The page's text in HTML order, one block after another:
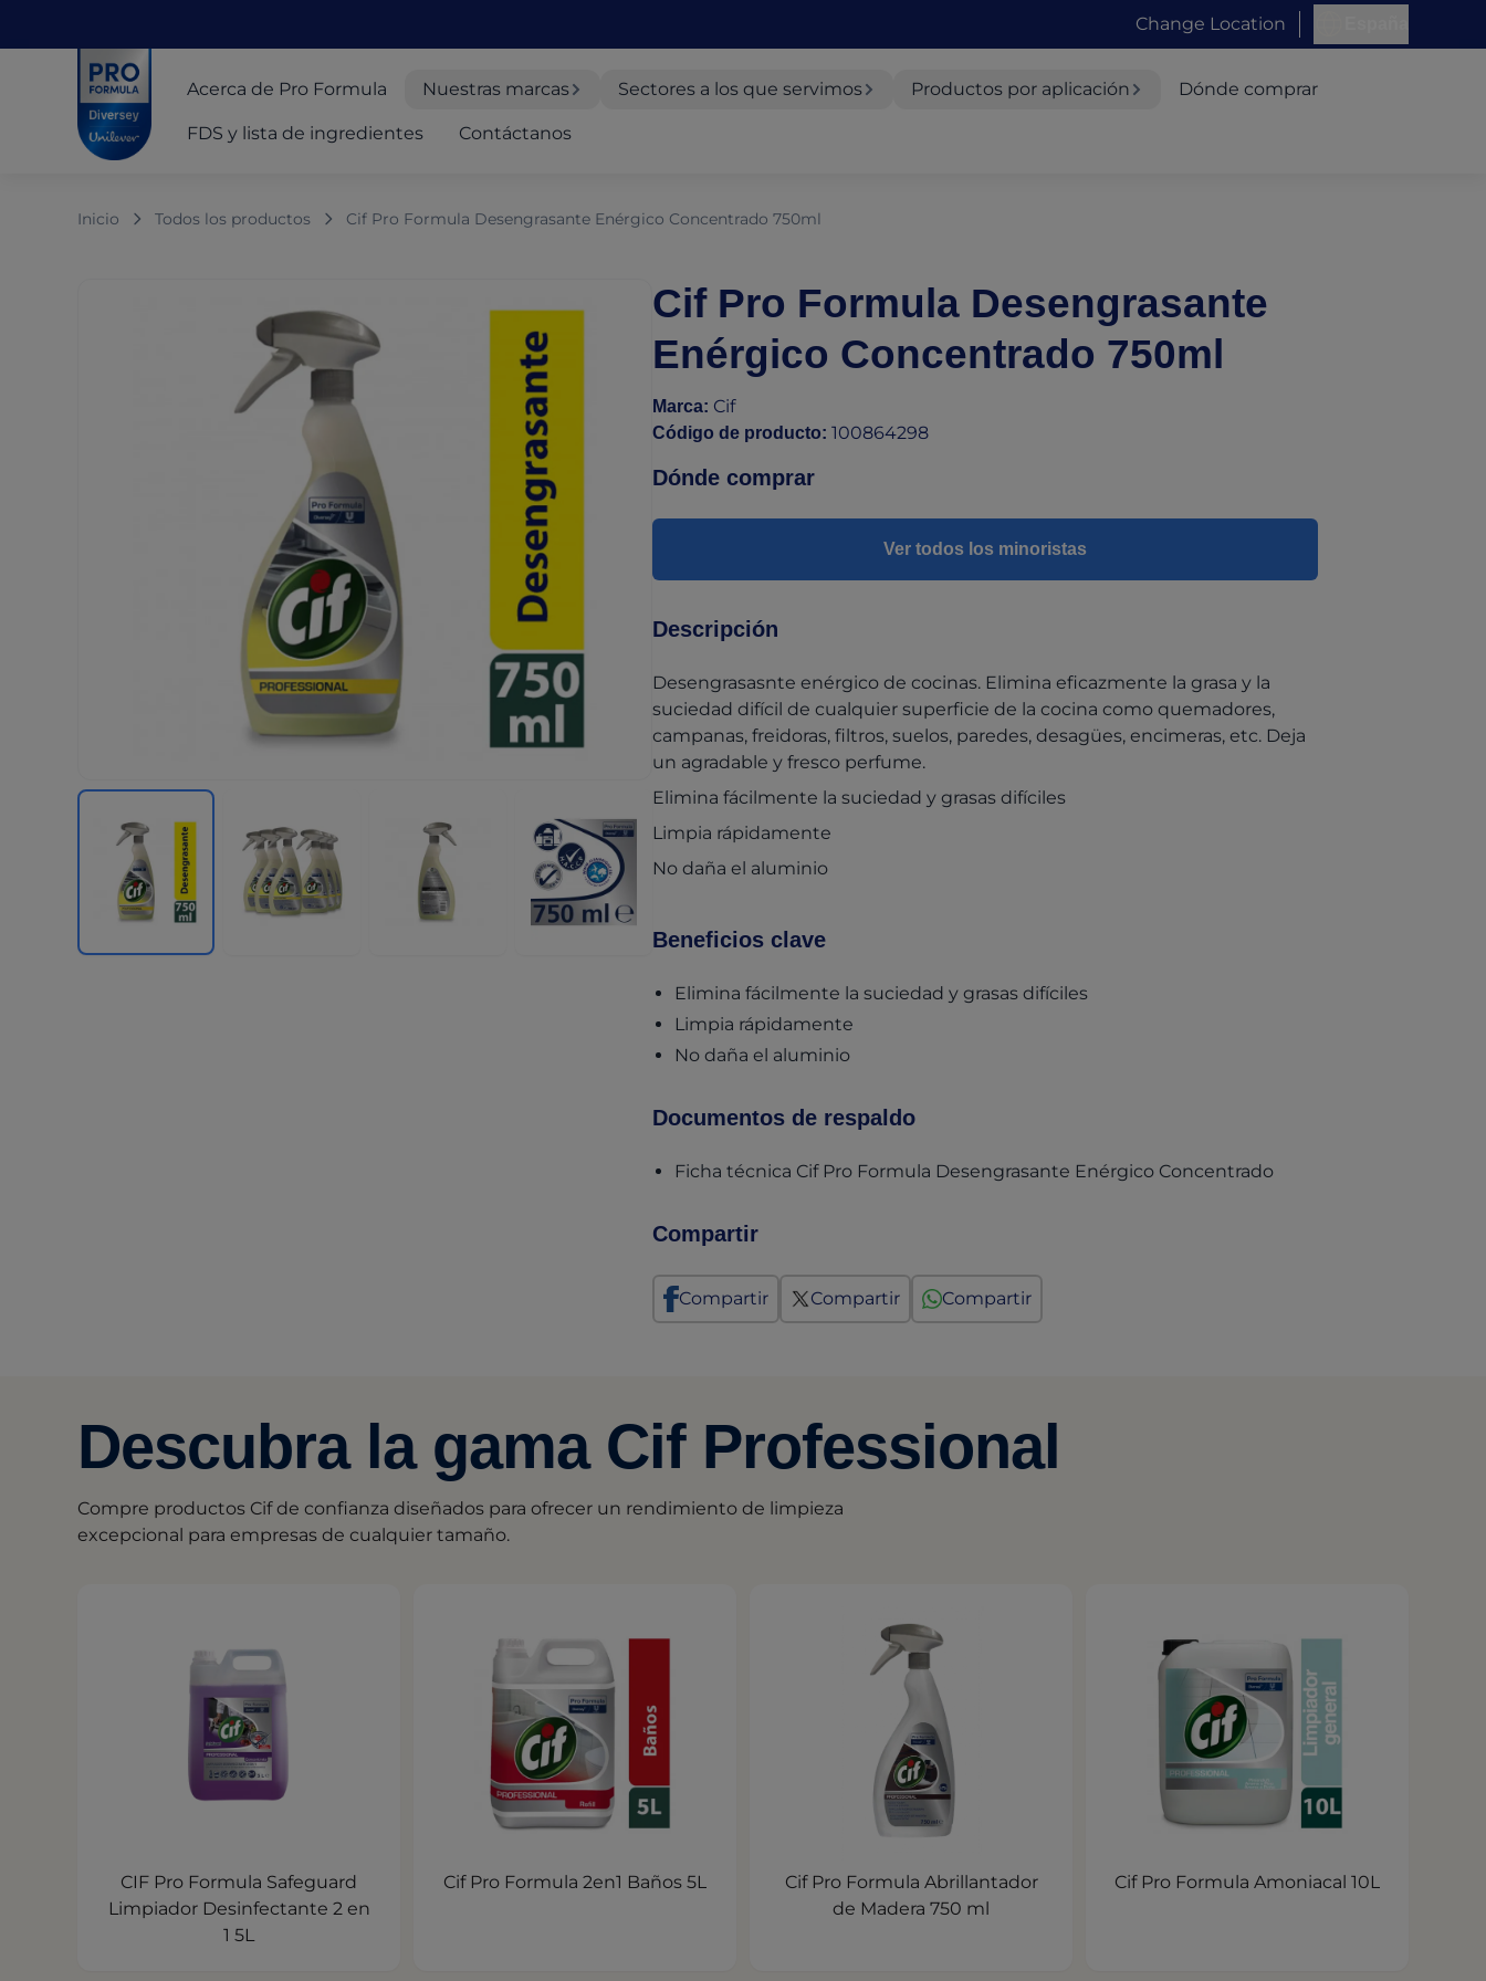
Change Location
Pro Formula
Acerca de Pro Formula
Nuestras marcas Sectores a los que servimos Productos por aplicación Dónde comprar
FDS y lista de ingredientes Contáctanos
Inicio Todos los productos Cif Pro Formula Desengrasante Enérgico Concentrado 750ml
Cif Pro Formula Desengrasante
Enérgico Concentrado 750ml
Marca: Cif
Código de producto: 100864298
Dónde comprar
Ver todos los minoristas
Descripción
Desengrasasnte enérgico de cocinas. Elimina eficazmente la grasa y la
suciedad difícil de cualquier superficie de la cocina como quemadores,
campanas, freidoras, filtros, suelos, paredes, desagües, encimeras, etc. Deja
un agradable y fresco perfume.
Elimina fácilmente la suciedad y grasas difíciles
Limpia rápidamente
No daña el aluminio
Beneficios clave
Elimina fácilmente la suciedad y grasas difíciles
Limpia rápidamente
No daña el aluminio
Documentos de respaldo
Ficha técnica Cif Pro Formula Desengrasante Enérgico Concentrado(opens in a new tab)
Compartir
Compartir Compartir Compartir
Descubra la gama Cif Professional
Compre productos Cif de confianza diseñados para ofrecer un rendimiento de limpieza
excepcional para empresas de cualquier tamaño.
CIF Pro Formula Safeguard
Limpiador Desinfectante 2 en
1 5L
Cif Pro Formula 2en1 Baños 5L
Cif Pro Formula Abrillantador
de Madera 750 ml
Cif Pro Formula Amoniacal 10L